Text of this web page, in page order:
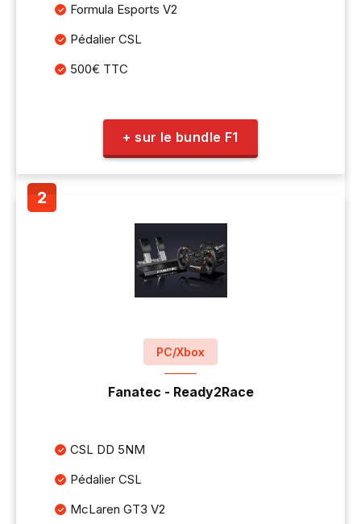
Formula Esports V2
Pédalier CSL
500€ TTC
+ sur le bundle F1
PC/Xbox
Fanatec - Ready2Race
CSL DD 5NM
Pédalier CSL
McLaren GT3 V2